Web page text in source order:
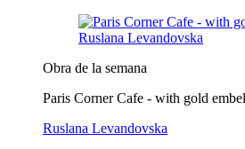
Obra de la semana
Paris Corner Cafe - with gold
Ruslana Levandovska